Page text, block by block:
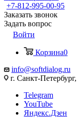
+7-812-995-00-95
Заказать звонок
Задать вопрос
Войти
Корзина0
info@softdialog.ru
г. Санкт-
Telegram
YouTube
Яндекс.Дзен